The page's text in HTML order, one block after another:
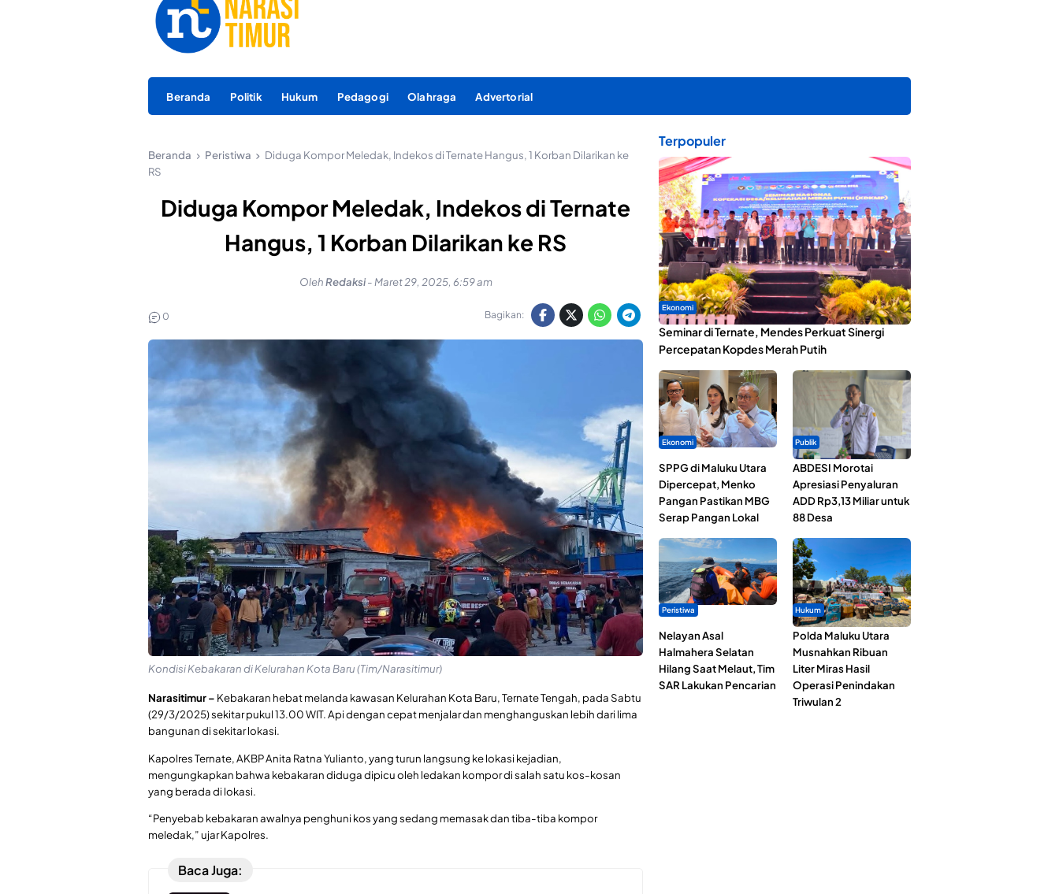
Beranda Politik Hukum Pedagogi Olahraga Advertorial
Beranda Peristiwa
Diduga Kompor Meledak, Indekos di Ternate Hangus, 1 Korban Dilarikan ke
RS
Diduga Kompor Meledak, Indekos di Ternate
Hangus, 1 Korban Dilarikan ke RS
OlehRedaksi - Maret 29, 2025, 6:59 am
0 Bagikan:
Kondisi Kebakaran di Kelurahan Kota Baru (Tim/Narasitimur)
Narasitimur – Kebakaran hebat melanda kawasan Kelurahan Kota Baru, Ternate Tengah, pada Sabtu
(29/3/2025) sekitar pukul 13.00 WIT. Api dengan cepat menjalar dan menghanguskan lebih dari lima
bangunan di sekitar lokasi.
Kapolres Ternate, AKBP Anita Ratna Yulianto, yang turun langsung ke lokasi kejadian,
mengungkapkan bahwa kebakaran diduga dipicu oleh ledakan kompor di salah satu kos-kosan
yang berada di lokasi.
“Penyebab kebakaran awalnya penghuni kos yang sedang memasak dan tiba-tiba kompor
meledak,” ujar Kapolres.
Baca Juga:
Terpopuler
Ekonomi
Seminar di Ternate, Mendes Perkuat Sinergi
Percepatan Kopdes Merah Putih
Ekonomi
SPPG di Maluku Utara
Dipercepat, Menko
Pangan Pastikan MBG
Serap Pangan Lokal
Publik
ABDESI Morotai
Apresiasi Penyaluran
ADD Rp3,13 Miliar untuk
88 Desa
Peristiwa
Nelayan Asal
Halmahera Selatan
Hilang Saat Melaut, Tim
SAR Lakukan Pencarian
Hukum
Polda Maluku Utara
Musnahkan Ribuan
Liter Miras Hasil
Operasi Penindakan
Triwulan 2